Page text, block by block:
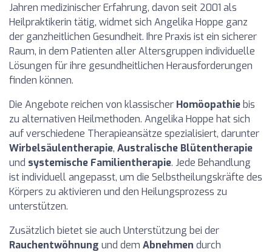
Jahren medizinischer Erfahrung, davon seit 2001 als
Heilpraktikerin tätig, widmet sich Angelika Hoppe ganz
der ganzheitlichen Gesundheit. Ihre Praxis ist ein sicherer
Raum, in dem Patienten aller Altersgruppen individuelle
Lösungen für ihre gesundheitlichen Herausforderungen
finden können.
Die Angebote reichen von klassischer Homöopathie bis
zu alternativen Heilmethoden. Angelika Hoppe hat sich
auf verschiedene Therapieansätze spezialisiert, darunter
Wirbelsäulentherapie, Australische Blütentherapie
und systemische Familientherapie. Jede Behandlung
ist individuell angepasst, um die Selbstheilungskräfte des
Körpers zu aktivieren und den Heilungsprozess zu
unterstützen.
Zusätzlich bietet sie auch Unterstützung bei der
Rauchentwöhnung und dem Abnehmen durch